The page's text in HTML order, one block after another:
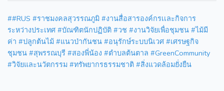
##RUS #ราชมงคลสุวรรณภูมิ #งานสื่อสารองค์กรเเละกิจการ
ระหว่างประเทศ #บัณฑิตนักปฏิบัติ #วช #งานวิจัยเพื่อชุมชน #ไม้มี
ค่า #ปลูกต้นไม้ #แนวป่ากันชน #อนุรักษ์ระบบนิเวศ #เศรษฐกิจ
ชุมชน #สุพรรณบุรี #สองพี่น้อง #ตำบลต้นตาล #GreenCommunity
#วิจัยและนวัตกรรม #ทรัพยากรธรรมชาติ #สิ่งแวดล้อมยั่งยืน